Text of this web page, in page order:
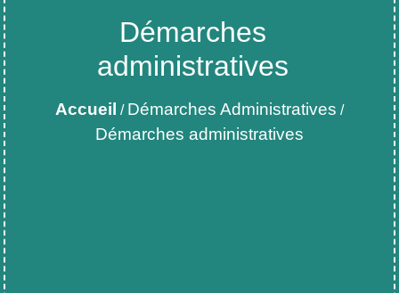
Démarches
administratives
Accueil / Démarches Administratives /
Démarches administratives